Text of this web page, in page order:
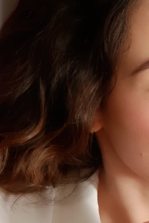
FAQ™ Pure
BREAKING NEWS
issa™ Teeth
Idioma
English
Français
Polski
Türkçe
简